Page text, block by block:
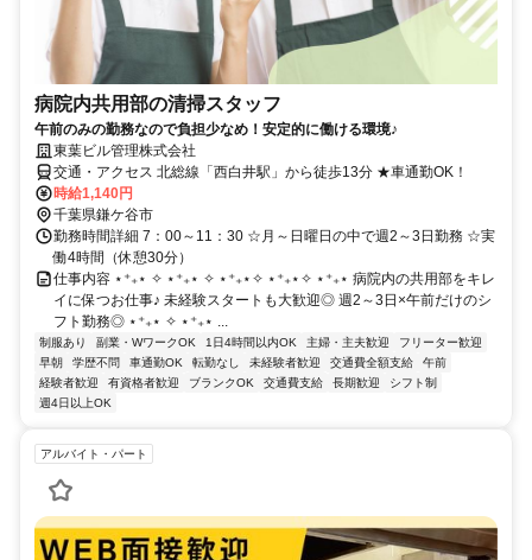
病院内共用部の清掃スタッフ
午前のみの勤務なので負担少なめ！安定的に働ける環境♪
東葉ビル管理株式会社
交通・アクセス 北総線「西白井駅」から徒歩13分 ★車通勤OK！
時給1,140円
千葉県鎌ケ谷市
勤務時間詳細 7：00～11：30 ☆月～日曜日の中で週2～3日勤務 ☆実
働4時間（休憩30分）
仕事内容 ⋆⁺₊⋆ ✧ ⋆⁺₊⋆ ✧ ⋆⁺₊⋆✧ ⋆⁺₊⋆✧ ⋆⁺₊⋆ 病院内の共用部をキレ
イに保つお仕事♪ 未経験スタートも大歓迎◎ 週2～3日×午前だけのシ
フト勤務◎ ⋆⁺₊⋆ ✧ ⋆⁺₊⋆ ...
制服あり 副業・WワークOK 1日4時間以内OK 主婦・主夫歓迎
フリーター歓迎
早朝
学歴不問 車通勤OK 転勤なし 未経験者歓迎 交通費全額支給
午前
経験者歓迎
有資格者歓迎 ブランクOK 交通費支給 長期歓迎
シフト制
週4日以上OK
アルバイト・パート